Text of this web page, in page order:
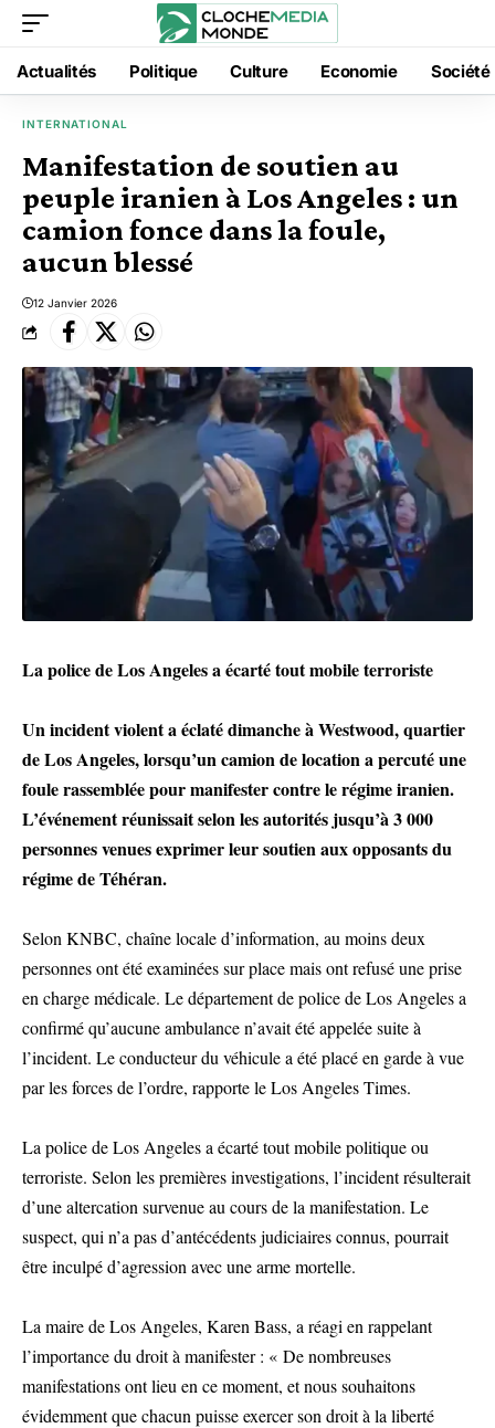
Actualités Politique Culture Economie Société
INTERNATIONAL
Manifestation de soutien au
peuple iranien à Los Angeles : un
camion fonce dans la foule,
aucun blessé
12 Janvier 2026
La police de Los Angeles a écarté tout mobile terroriste
Un incident violent a éclaté dimanche à Westwood, quartier
de Los Angeles, lorsqu’un camion de location a percuté une
foule rassemblée pour manifester contre le régime iranien.
L’événement réunissait selon les autorités jusqu’à 3 000
personnes venues exprimer leur soutien aux opposants du
régime de Téhéran.
Selon KNBC, chaîne locale d’information, au moins deux
personnes ont été examinées sur place mais ont refusé une prise
en charge médicale. Le département de police de Los Angeles a
confirmé qu’aucune ambulance n’avait été appelée suite à
l’incident. Le conducteur du véhicule a été placé en garde à vue
par les forces de l’ordre, rapporte le Los Angeles Times.
La police de Los Angeles a écarté tout mobile politique ou
terroriste. Selon les premières investigations, l’incident résulterait
d’une altercation survenue au cours de la manifestation. Le
suspect, qui n’a pas d’antécédents judiciaires connus, pourrait
être inculpé d’agression avec une arme mortelle.
La maire de Los Angeles, Karen Bass, a réagi en rappelant
l’importance du droit à manifester : « De nombreuses
manifestations ont lieu en ce moment, et nous souhaitons
évidemment que chacun puisse exercer son droit à la liberté